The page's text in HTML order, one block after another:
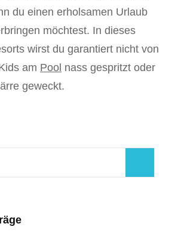
du einen erholsamen Urlaub
möchtest. In dieses
wirst du garantiert nicht von
am Pool nass gespritzt oder
geweckt.